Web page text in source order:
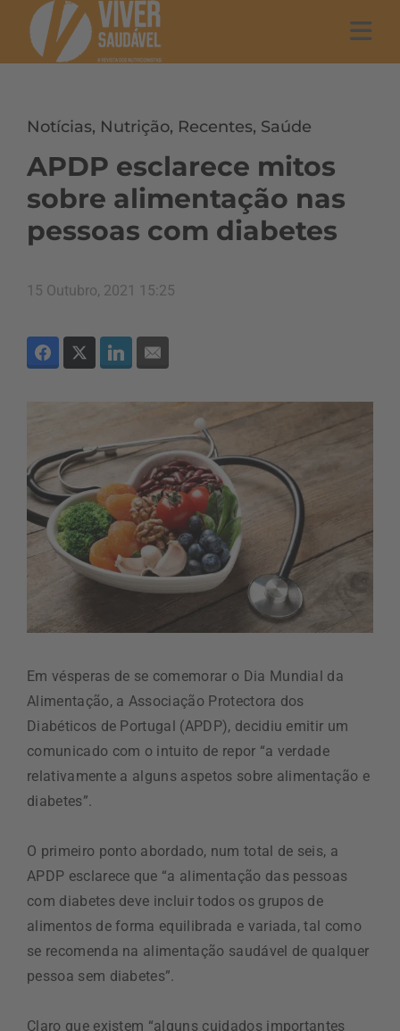
Notícias, Nutrição, Recentes, Saúde
APDP esclarece mitos
sobre alimentação nas
pessoas com diabetes
15 Outubro, 2021 15:25
Em vésperas de se comemorar o Dia Mundial da
Alimentação, a Associação Protectora dos
Diabéticos de Portugal (APDP), decidiu emitir um
comunicado com o intuito de repor “a verdade
relativamente a alguns aspetos sobre alimentação e
diabetes”.
O primeiro ponto abordado, num total de seis, a
APDP esclarece que “a alimentação das pessoas
com diabetes deve incluir todos os grupos de
alimentos de forma equilibrada e variada, tal como
se recomenda na alimentação saudável de qualquer
pessoa sem diabetes”.
Claro que existem “alguns cuidados importantes